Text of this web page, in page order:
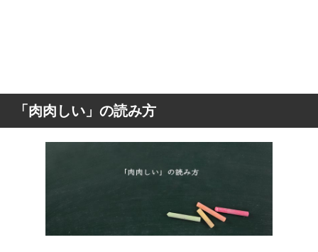
「肉肉しい」の読み方